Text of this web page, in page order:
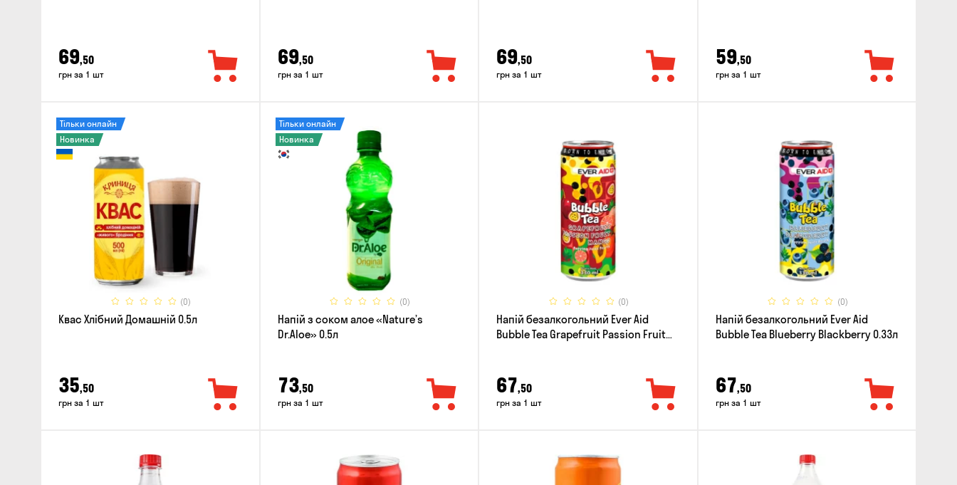
69,50
грн за 1 шт
69,50
грн за 1 шт
69,50
грн за 1 шт
59,50
грн за 1 шт
(0)
Тільки онлайн
Новинка
Квас Хлібний Домашній 0.5л
35,50
грн за 1 шт
(0)
Тільки онлайн
Новинка
Напій з соком алое «Nature’s
Dr.Aloe» 0.5л
73,50
грн за 1 шт
(0)
Напій безалкогольний Ever Aid
Bubble Tea Grapefruit Passion Fruit
67,50
грн за 1 шт
(0)
Напій безалкогольний Ever Aid
Bubble Tea Blueberry Blackberry 0.33л
67,50
грн за 1 шт